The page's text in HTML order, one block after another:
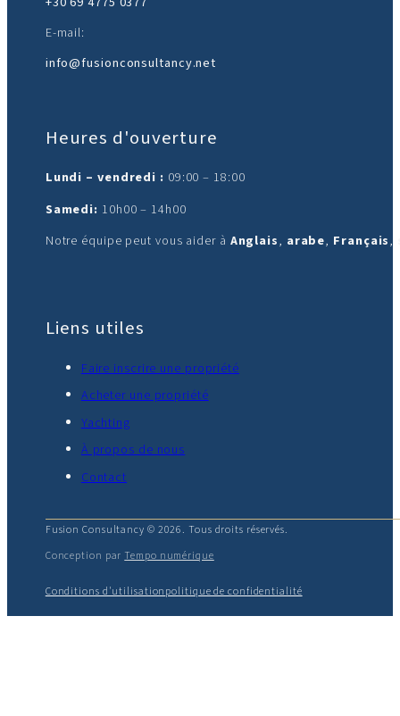
E-mail:
info@fusionconsultancy.net
Heures d'ouverture
Lundi – vendredi : 09:00 – 18:00
Samedi: 10h00 – 14h00
Notre équipe peut vous aider à Anglais, arabe, Français,
Liens utiles
Faire inscrire une propriété
Acheter une propriété
Yachting
À propos de nous
Contact
Fusion Consultancy © 2026. Tous droits réservés.
Conception par Tempo numérique
Conditions d'utilisationpolitique de confidentialité